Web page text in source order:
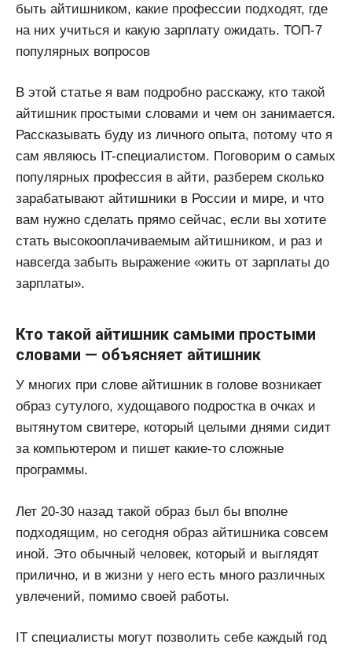
быть айтишником, какие профессии подходят, где
на них учиться и какую зарплату ожидать. ТОП-7
популярных вопросов
В этой статье я вам подробно расскажу, кто такой
айтишник простыми словами и чем он занимается.
Рассказывать буду из личного опыта, потому что я
сам являюсь IT-специалистом. Поговорим о самых
популярных профессия в айти, разберем сколько
зарабатывают айтишники в России и мире, и что
вам нужно сделать прямо сейчас, если вы хотите
стать высокооплачиваемым айтишником, и раз и
навсегда забыть выражение «жить от зарплаты до
зарплаты».
Кто такой айтишник самыми простыми
словами — объясняет айтишник
У многих при слове айтишник в голове возникает
образ сутулого, худощавого подростка в очках и
вытянутом свитере, который целыми днями сидит
за компьютером и пишет какие-то сложные
программы.
Лет 20-30 назад такой образ был бы вполне
подходящим, но сегодня образ айтишника совсем
иной. Это обычный человек, который и выглядят
прилично, и в жизни у него есть много различных
увлечений, помимо своей работы.
IT специалисты могут позволить себе каждый год